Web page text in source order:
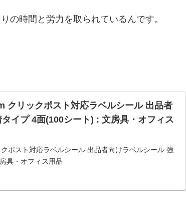
の時間と労力を取られているんです。
リックポスト対応ラベルシール 出品者
イプ 4面(100シート) : 文房具・オフィス
ポスト対応ラベルシール 出品者向けラベルシール 強
具・オフィス用品